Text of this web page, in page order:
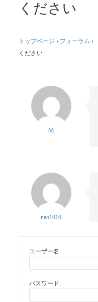
ください
トップページ › フォーラム ›
ください
尚
nao1010
ユーザー名:
パスワード: